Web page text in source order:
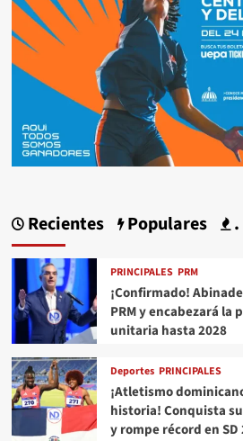
Recientes Populares .
PRINCIPALES PRM
¡Confirmado!
PRM y encabezará la
unitaria hasta 2028
Deportes PRINCIPALES
¡Atletismo
historia! Conquista
y rompe récord en SD